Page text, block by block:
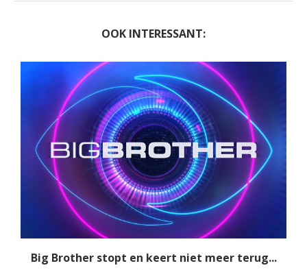
OOK INTERESSANT:
Big Brother stopt en keert niet meer terug...